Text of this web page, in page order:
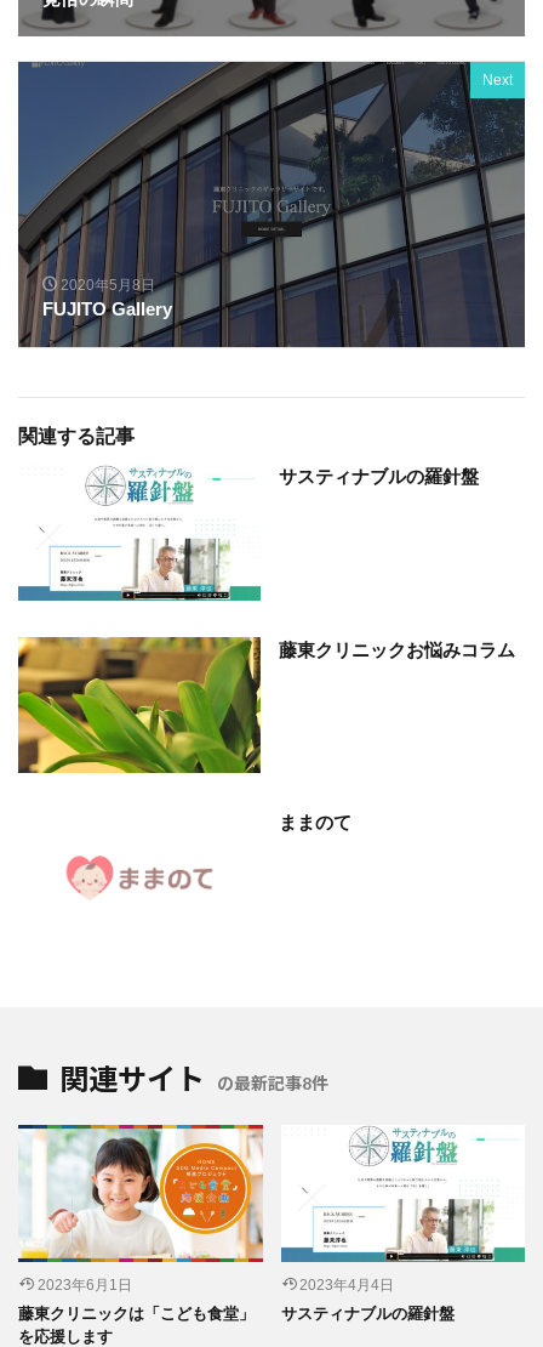
Next
2020年5月8日
FUJITO Gallery
関連する記事
サスティナブルの羅針盤
藤東クリニックお悩みコラム
ままのて
関連サイト の最新記事8件
2023年6月1日
藤東クリニックは「こども食堂」
を応援します
2023年4月4日
サスティナブルの羅針盤